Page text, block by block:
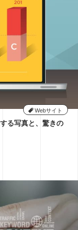
Webサイト
る写真と、驚きの